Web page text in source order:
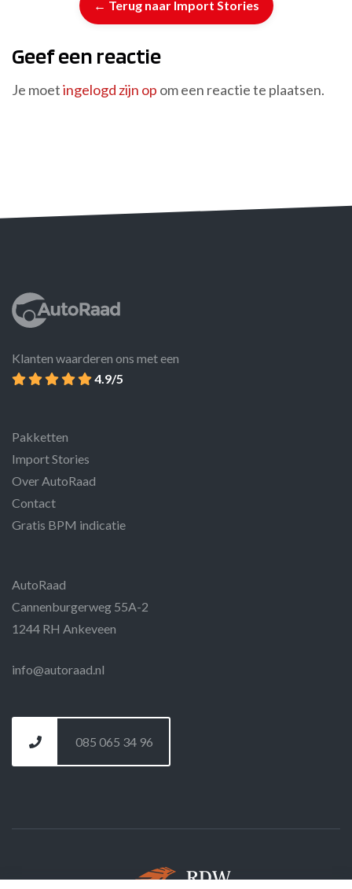
← Terug naar Import Stories
Geef een reactie
Je moetingelogd zijn op om een reactie te plaatsen.
Klanten waarderen ons met een
4.9/5
Pakketten
Import Stories
Over AutoRaad
Contact
Gratis BPM indicatie
AutoRaad
Cannenburgerweg 55A-2
1244 RH Ankeveen
info@autoraad.nl
085 065 34 96